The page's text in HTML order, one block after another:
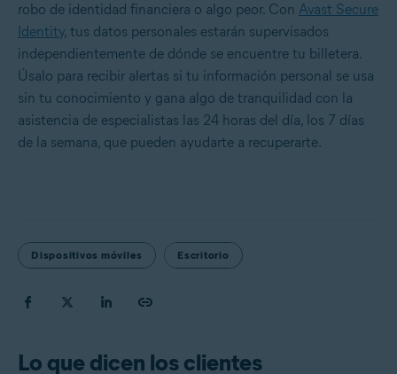
robo de identidad financiera o algo peor. Con Avast Secure
Identity, tus datos personales estarán supervisados
independientemente de dónde se encuentre tu billetera.
Úsalo para recibir alertas si tu información personal se usa
sin tu conocimiento y gana algo de tranquilidad con la
asistencia de especialistas las 24 horas del día, los 7 días
de la semana, que pueden ayudarte a recuperarte.
Dispositivos móviles Escritorio
Lo que dicen los clientes